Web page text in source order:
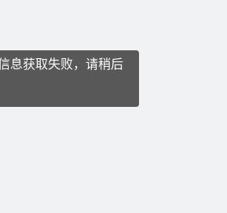
息获取失败，请稍后